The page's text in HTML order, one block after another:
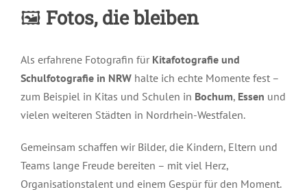
🖼️ Fotos, die bleiben
Als erfahrene Fotografin für Kitafotografie und
Schulfotografie in NRWhalte ich echte Momente fest –
zum Beispiel in Kitas und Schulen in Bochum, Essen und
vielen weiteren Städten in Nordrhein-Westfalen.
Gemeinsam schaffen wir Bilder, die Kindern, Eltern und
Teams lange Freude bereiten – mit viel Herz,
Organisationstalent und einem Gespür für den Moment.